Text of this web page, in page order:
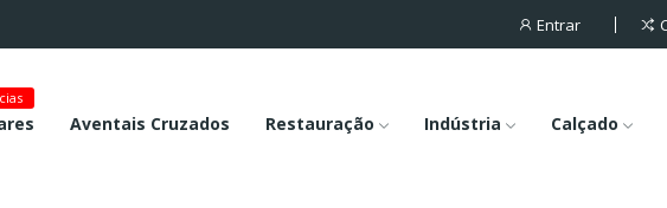
Entrar
Aventais Cruzados Restauração Indústria Calçado